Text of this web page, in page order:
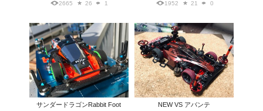
2665 26 1 1952 21 0
サンダードラゴンRabbit Foot NEW VS アバンテ